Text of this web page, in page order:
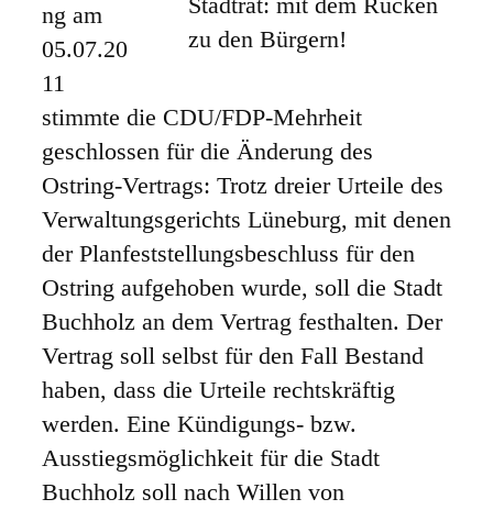
zu den Bürgern!
ng am
05.07.20
11
stimmte die CDU/FDP-Mehrheit
geschlossen für die Änderung des
Ostring-Vertrags: Trotz dreier Urteile des
Verwaltungsgerichts Lüneburg, mit denen
der Planfeststellungsbeschluss für den
Ostring aufgehoben wurde, soll die Stadt
Buchholz an dem Vertrag festhalten. Der
Vertrag soll selbst für den Fall Bestand
haben, dass die Urteile rechtskräftig
werden. Eine Kündigungs- bzw.
Ausstiegsmöglichkeit für die Stadt
Buchholz soll nach Willen von